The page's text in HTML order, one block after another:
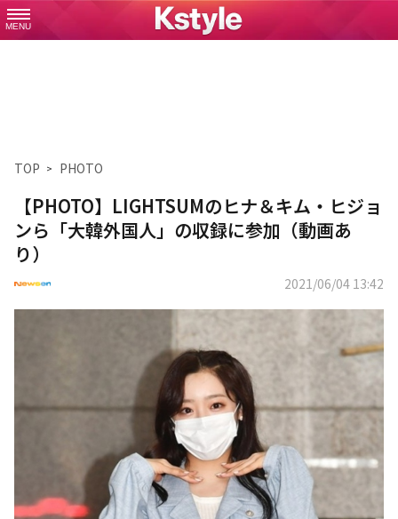
MENU
TOP PHOTO
【PHOTO】LIGHTSUMのヒナ＆キム・ヒジョ
ンら「大韓外国人」の収録に参加（動画あ
り）
2021/06/04 13:42